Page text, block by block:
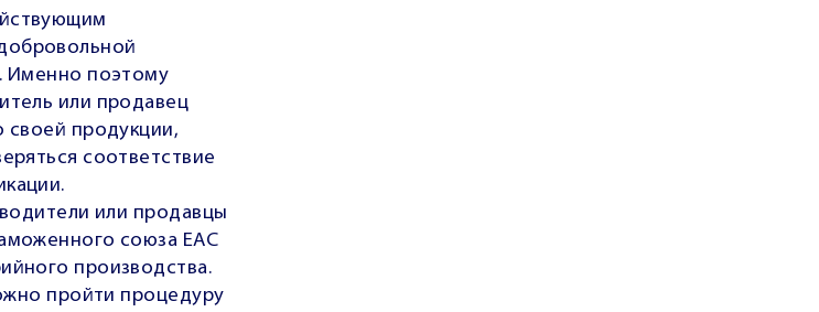
Именно поэтому
или продавец
своей продукции,
соответствие
или продавцы
союза ЕАС
производства.
пройти процедуру